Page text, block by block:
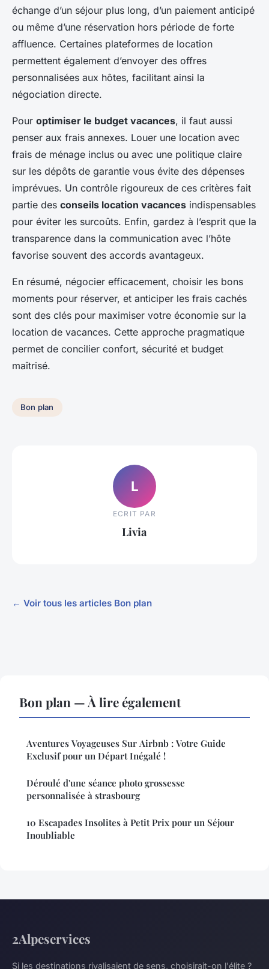
échange d’un séjour plus long, d’un paiement anticipé
ou même d’une réservation hors période de forte
affluence. Certaines plateformes de location
permettent également d’envoyer des offres
personnalisées aux hôtes, facilitant ainsi la
négociation directe.
Pour optimiser le budget vacances, il faut aussi
penser aux frais annexes. Louer une location avec
frais de ménage inclus ou avec une politique claire
sur les dépôts de garantie vous évite des dépenses
imprévues. Un contrôle rigoureux de ces critères fait
partie des conseils location vacances indispensables
pour éviter les surcoûts. Enfin, gardez à l’esprit que la
transparence dans la communication avec l’hôte
favorise souvent des accords avantageux.
En résumé, négocier efficacement, choisir les bons
moments pour réserver, et anticiper les frais cachés
sont des clés pour maximiser votre économie sur la
location de vacances. Cette approche pragmatique
permet de concilier confort, sécurité et budget
maîtrisé.
Bon plan
L
ECRIT PAR
Livia
← Voir tous les articles Bon plan
Bon plan — À lire également
Aventures Voyageuses Sur Airbnb : Votre Guide
Exclusif pour un Départ Inégalé !
Déroulé d'une séance photo grossesse
personnalisée à strasbourg
10 Escapades Insolites à Petit Prix pour un Séjour
Inoubliable
2Alpeservices
Si les destinations rivalisaient de sens, choisirait-on l'élite ?